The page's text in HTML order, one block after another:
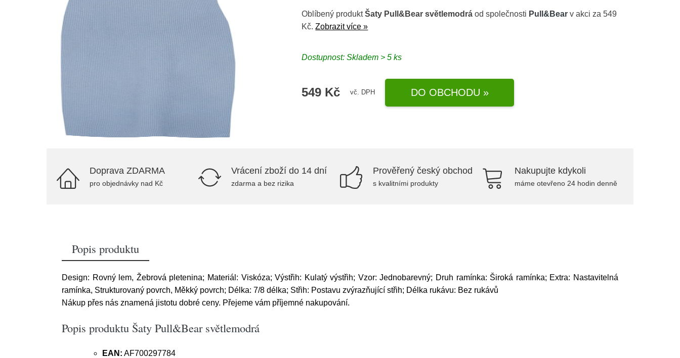
Oblíbený produktŠaty Pull&Bear světlemodrá od společnosti Pull&Bear v akci za 549
Kč.Zobrazit více »
Dostupnost: Skladem > 5 ks
549 Kč vč. DPH DO OBCHODU »
Doprava ZDARMA
pro objednávky nad Kč
Vrácení zboží do 14 dní
zdarma a bez rizika
Prověřený český obchod
s kvalitními produkty
Nakupujte kdykoli
máme otevřeno 24 hodin denně
Popis produktu
Design: Rovný lem, Žebrová pletenina; Materiál: Viskóza; Výstřih: Kulatý výstřih; Vzor: Jednobarevný; Druh ramínka: Široká ramínka; Extra: Nastavitelná
ramínka, Strukturovaný povrch, Měkký povrch; Délka: 7/8 délka; Střih: Postavu zvýrazňující střih; Délka rukávu: Bez rukávů
Nákup přes nás znamená jistotu dobré ceny. Přejeme vám příjemné nakupování.
Popis produktu Šaty Pull&Bear světlemodrá
EAN: AF700297784